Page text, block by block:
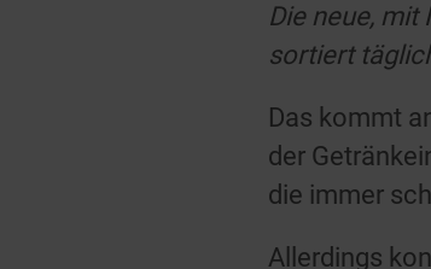
Die neue, mit
sortiert
Das kommt
der
die immer
Allerdings